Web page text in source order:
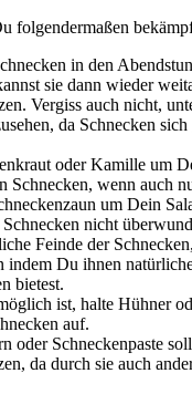
folgendermaßen
in den
sie dann wieder
Vergiss auch nicht,
da Schnecken
oder Kamille um
Schnecken, wenn auch
um Dein
nicht
Feinde der
indem Du ihnen
bietest.
ist, halte Hühner
auf.
oder Schneckenpaste
da durch sie auch